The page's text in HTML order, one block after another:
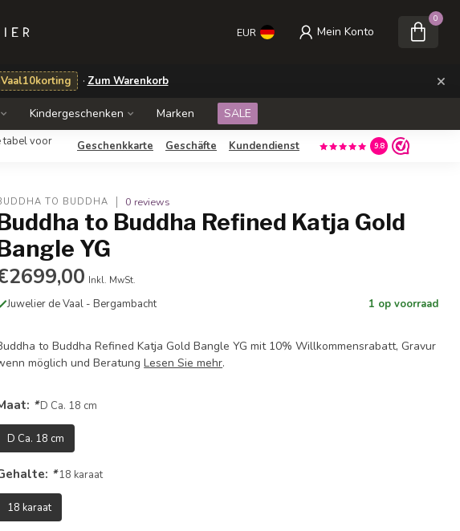
· Zum Warenkorb ×
EUR Mein Konto
0
Kindergeschenken Marken SALE
tabel voor Geschenkkarte Geschäfte Kundendienst 9.8
TO BUDDHA 0 reviews
to Buddha Refined Katja Gold
YG
Inkl. MwSt.
Juwelier de Vaal - Bergambacht 1 op voorraad
to Buddha Refined Katja Gold Bangle YG mit 10% Willkommensrabatt, Gravur
möglich und BeratungLesen Sie mehr.
*D Ca. 18 cm
D Ca. 18 cm
*18 karaat
18 karaat